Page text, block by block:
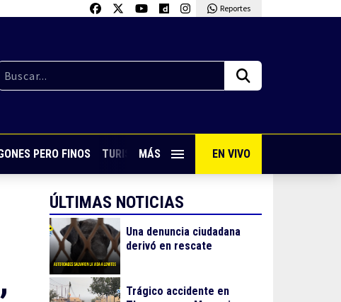
Reportes
PERO FINOS TURISMO CON SABOR VIVE PUERTO VALLARTA
MÁS EN VIVO
ÚLTIMAS NOTICIAS
Una denuncia ciudadana
derivó en rescate
Trágico accidente en